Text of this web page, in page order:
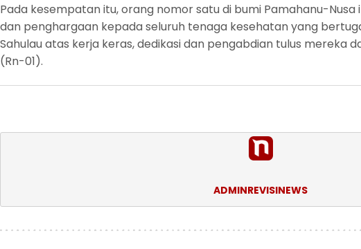
Pada kesempatan itu, orang nomor satu di bumi Pamahanu-
dan penghargaan kepada seluruh tenaga kesehatan yang
Sahulau atas kerja keras, dedikasi dan pengabdian tulus mereka
(Rn-01).
ADMINREVISINEWS